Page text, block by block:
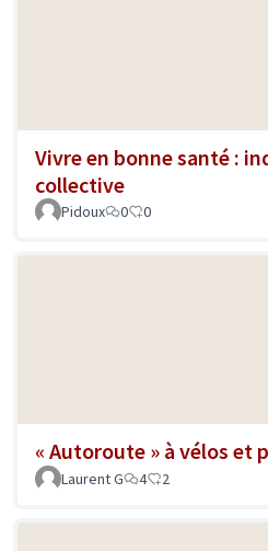
Vivre en bonne santé :
collective
Pidoux 0 0
« Autoroute » à vélos et
Laurent G
4 2